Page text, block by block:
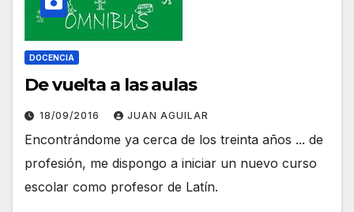
DOCENCIA
De vuelta a las aulas
18/09/2016 JUAN AGUILAR
Encontrándome ya cerca de los treinta años ... de
profesión, me dispongo a iniciar un nuevo curso
escolar como profesor de Latín.